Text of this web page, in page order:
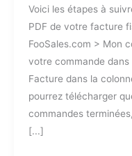
Voici les étapes à
PDF de votre facture
FooSales.com > Mon
votre commande
Facture dans la
pourrez télécharger
commandes
[...]
ma
facture
FooSales
?